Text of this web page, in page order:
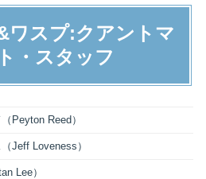
ワスプ:クアントマ
・スタッフ
Peyton Reed）
Jeff Loveness）
Lee）